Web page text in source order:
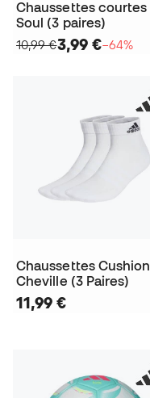
Chaussettes courtes
Soul (3 paires)
10,99 €3,99 €−64%
Chaussettes Cushion
Cheville (3 Paires)
11,99 €